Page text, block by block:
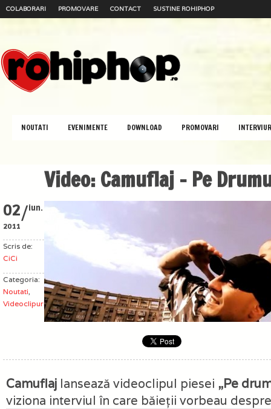
COLABORARI PROMOVARE CONTACT SUSTINE ROHIPHOP
NOUTATI EVENIMENTE DOWNLOAD PROMOVARI
Video: Camuflaj – Pe
02/iun.
2011
Scris de:
CiCi
Categoria:
Noutati,
Videoclipuri
Camuflaj lansează videoclipul piesei „Pe
viziona interviul în care băieţii vorbeau